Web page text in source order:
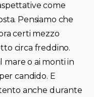
come
Pensiamo che
certi mezzo
circa freddino.
mare o ai monti in
candido. E
anche durante